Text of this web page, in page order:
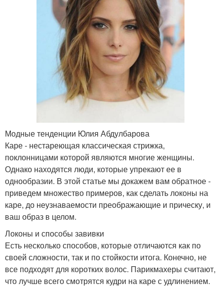
Модные тенденции Юлия Абдулбарова
Каре - нестареющая классическая стрижка,
поклонницами которой являются многие женщины.
Однако находятся люди, которые упрекают ее в
однообразии. В этой статье мы докажем вам обратное -
приведем множество примеров, как сделать локоны на
каре, до неузнаваемости преображающие и прическу, и
ваш образ в целом.
Локоны и способы завивки
Есть несколько способов, которые отличаются как по
своей сложности, так и по стойкости итога. Конечно, не
все подходят для коротких волос. Парикмахеры считают,
что лучше всего смотрятся кудри на каре с удлинением.